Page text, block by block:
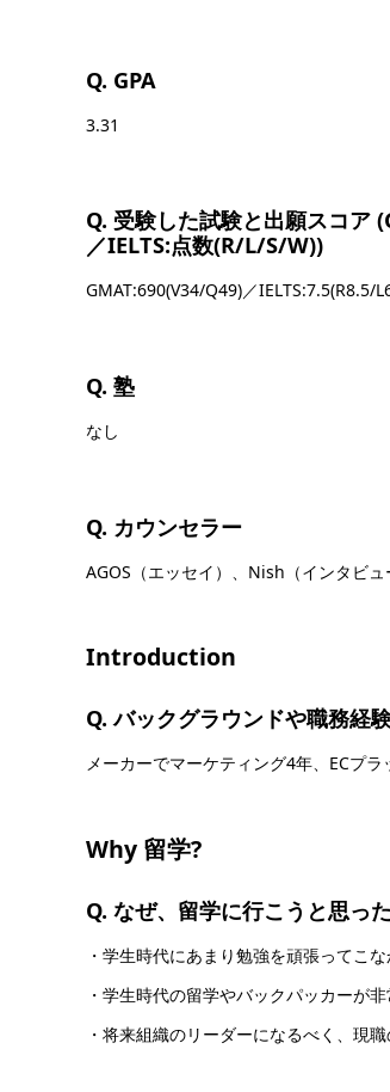
Q. GPA
3.31
Q. 受験した試験と出願スコ
／IELTS:点数(R/L/S/W))
GMAT:690(V34/Q49)／IELTS:7.5(R8.5/
Q. 塾
なし
Q. カウンセラー
AGOS（エッセイ）、Nish（インタビュ
Introduction
Q. バックグラウンドや職務経
メーカーでマーケティング4年、ECプ
Why 留学?
Q. なぜ、留学に行こうと思っ
・学生時代にあまり勉強を頑張ってこ
・学生時代の留学やバックパッカーが
・将来組織のリーダーになるべく、現